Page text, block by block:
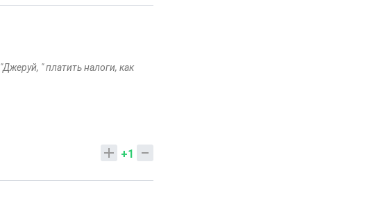
" платить налоги, как
+1